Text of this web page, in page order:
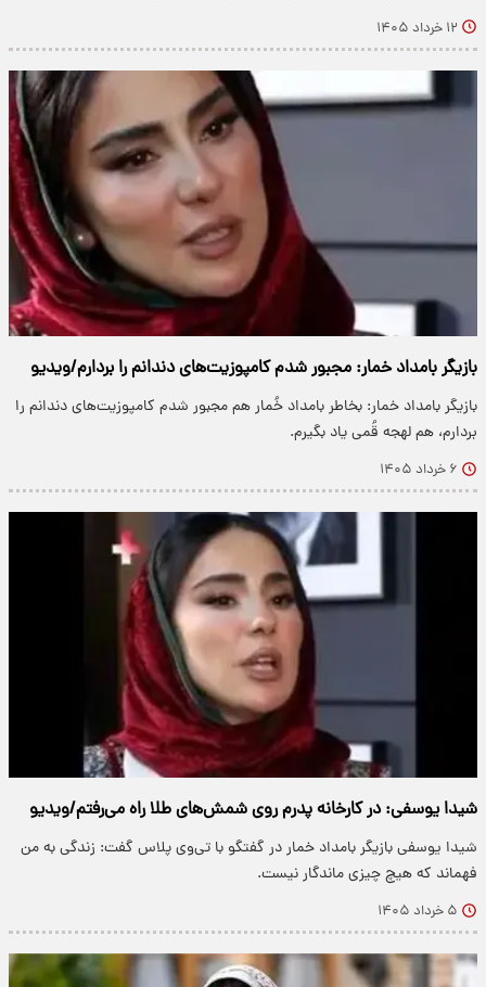
۱۲ خرداد ۱۴۰۵
بازیگر بامداد خمار: مجبور شدم کامپوزیت‌های دندانم را بردارم/ویدیو
بازیگر بامداد خمار: بخاطر بامداد خُمار هم مجبور شدم کامپوزیت‌های دندانم را
بردارم، هم لهجه قُمی یاد بگیرم.
۶ خرداد ۱۴۰۵
شیدا یوسفی: در کارخانه پدرم روی شمش‌های طلا راه می‌رفتم/ویدیو
شیدا یوسفی بازیگر بامداد خمار در گفتگو با تی‌وی پلاس گفت: زندگی به من
فهماند که هیچ چیزی ماندگار نیست.
۵ خرداد ۱۴۰۵